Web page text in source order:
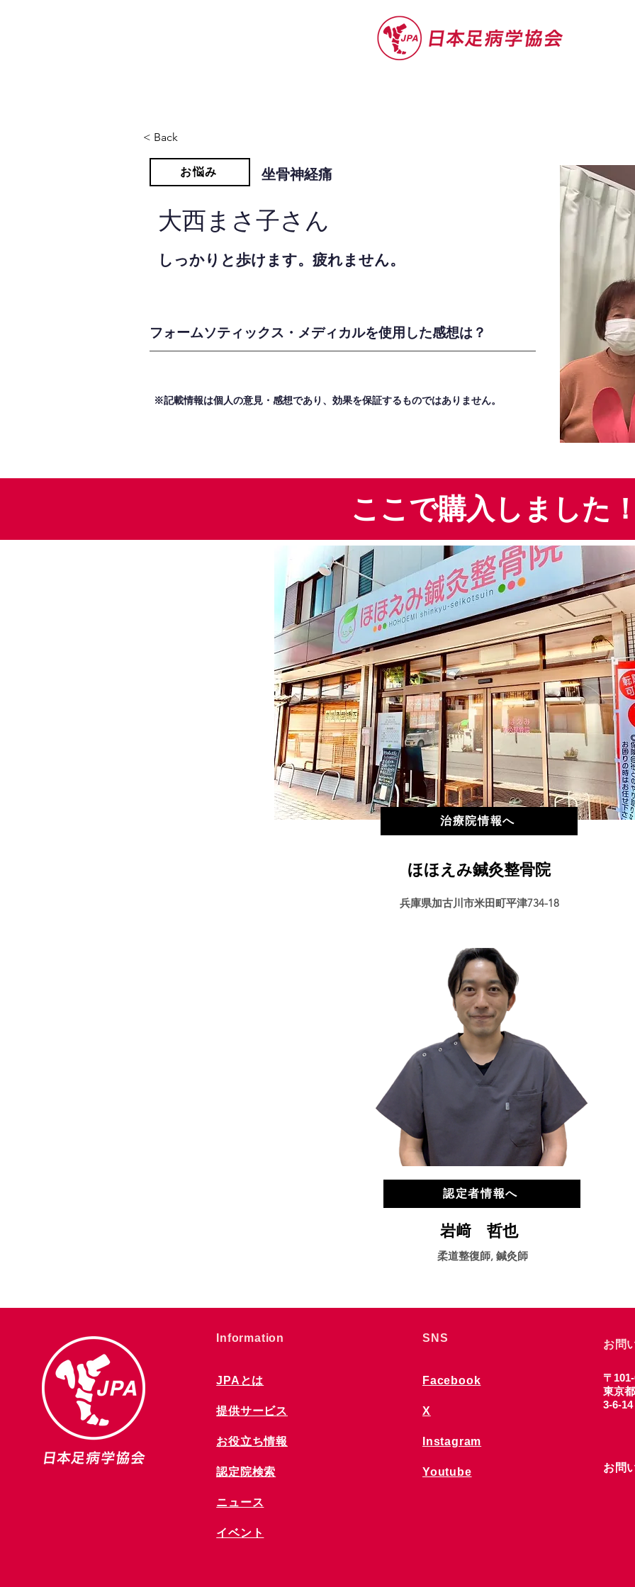
< Back
お悩み 坐骨神経痛
大西まさ子さん
しっかりと歩けます。疲れません。
フォームソティックス・メディカルを使用した感想は？
※記載情報は個人の意見・感想であり、効果を保証するものではありません。
ここで購入しました
治療院情報へ
ほほえみ鍼灸整骨院
兵庫県加古川市米田町平津734-18
認定者情報へ
岩﨑 哲也
柔道整復師, 鍼灸師
​Information
JPAとは
提供サービス
お役立ち情報
​認定院検索
ニュース
​イベント
SNS
Facebook
X
Instagram
Youtube
お問
〒
東京
3-6-
お問